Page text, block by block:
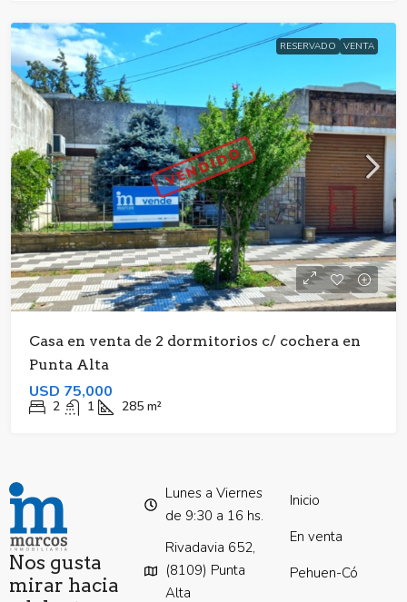
RESERVADO VENTA
VENDIDO
Casa en venta de 2 dormitorios c/ cochera en
Punta Alta
USD 75,000
2 1 285 m²
Nos gusta
mirar hacia
Lunes a Viernes
de 9:30 a 16 hs.
Rivadavia 652,
(8109) Punta
Alta
Inicio
En venta
Pehuen-Có